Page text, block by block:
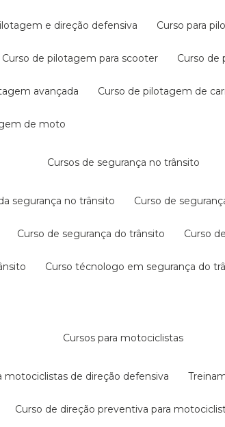
e direção defensiva curso para
curso de pilotagem para scooter curso
avançada curso de pilotagem de
de moto
cursos de segurança no trânsito
segurança no trânsito curso de
curso de segurança do trânsito curso
curso técnologo em segurança do
cursos para motociclistas
motociclistas de direção defensiva
curso de direção preventiva para